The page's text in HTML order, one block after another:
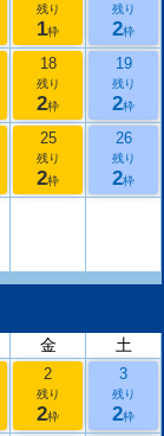
残り
1枠
残り
2枠
18
残り
2枠
19
残り
2枠
25
残り
2枠
26
残り
2枠
金 土
2
残り
2枠
3
残り
2枠